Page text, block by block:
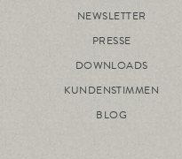
NEWSLETTER
PRESSE
DOWNLOADS
KUNDENSTIMMEN
BLOG